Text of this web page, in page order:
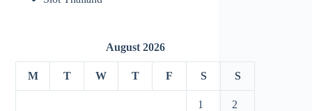
August 2026
M T W T F S S
1 2